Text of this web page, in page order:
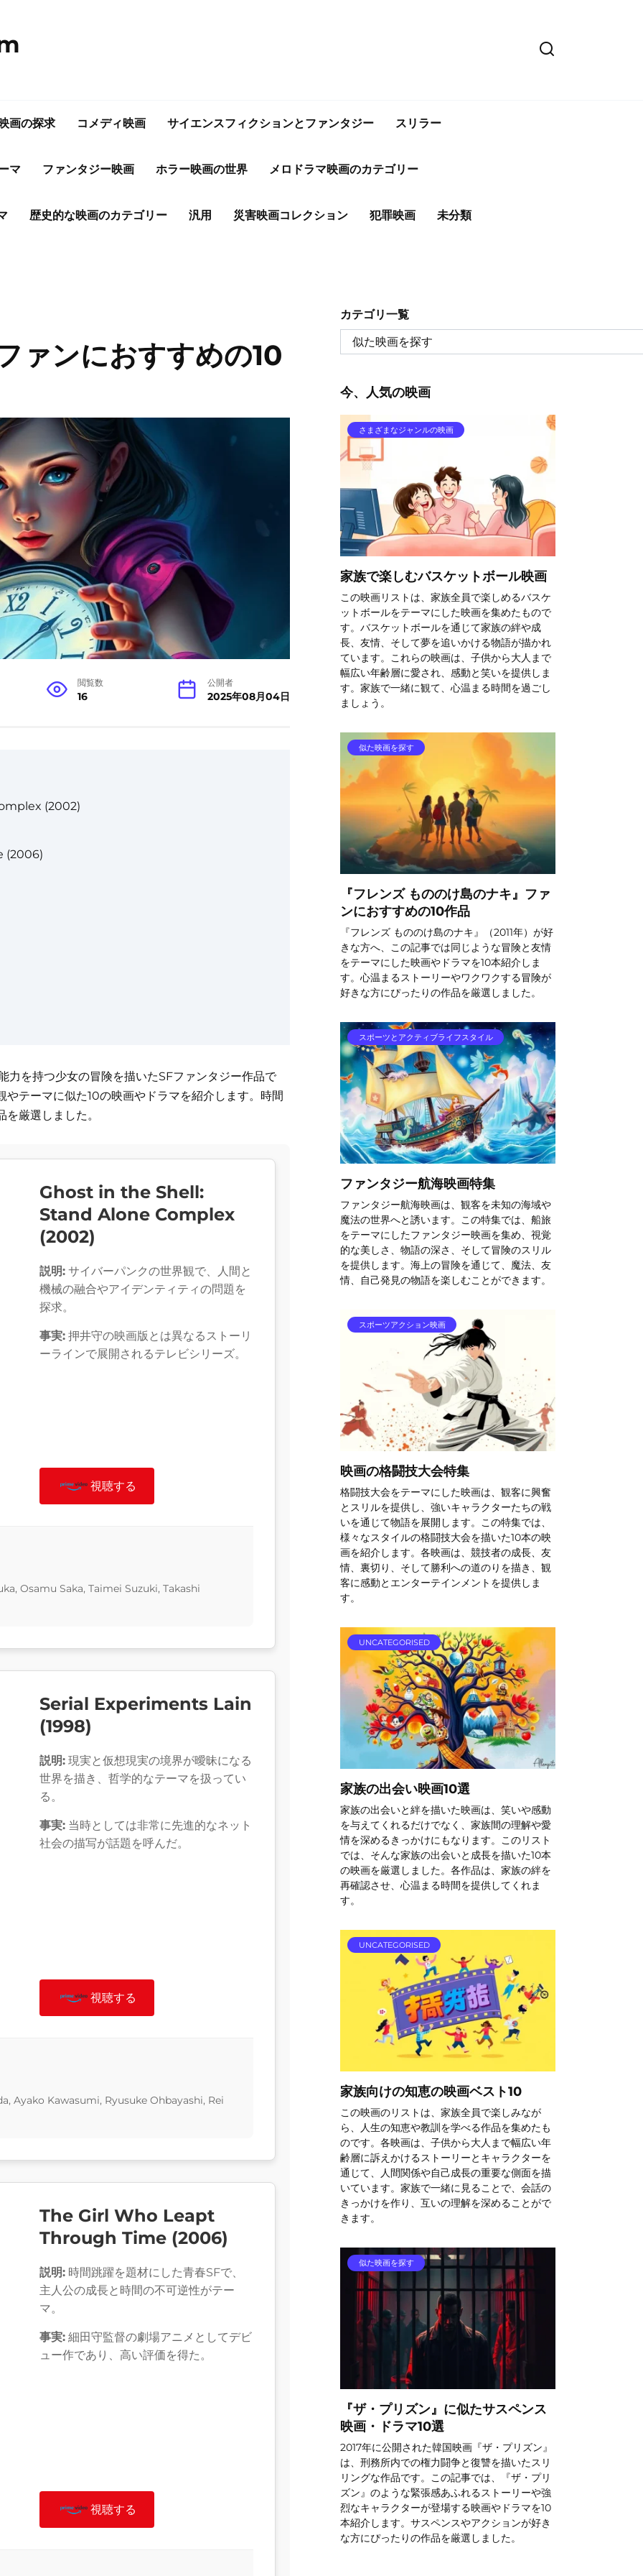
画の探求 コメディ映画 サイエンスフィクションとファンタジー スリラー
マ ファンタジー映画 ホラー映画の世界 メロドラマ映画のカテゴリー
歴史的な映画のカテゴリー 汎用 災害映画コレクション 犯罪映画 未分類
ァンにおすすめの10
閲覧数
16
公開者
2025年08月04日
(2002)
(2006)
力を持つ少女の冒険を描いたSFファンタジー作品で
テーマに似た10の映画やドラマを紹介します。時間
厳選しました。
Ghost in the Shell:
Stand Alone Complex
(2002)
説明: サイバーパンクの世界観で、人間と
機械の融合やアイデンティティの問題を
探求。
事実: 押井守の映画版とは異なるストーリ
ーラインで展開されるテレビシリーズ。
視聴する
Osamu Saka, Taimei Suzuki, Takashi
Serial Experiments Lain
(1998)
説明: 現実と仮想現実の境界が曖昧になる
世界を描き、哲学的なテーマを扱ってい
る。
事実: 当時としては非常に先進的なネット
社会の描写が話題を呼んだ。
視聴する
Ayako Kawasumi, Ryusuke Ohbayashi, Rei
The Girl Who Leapt
Through Time (2006)
説明: 時間跳躍を題材にした青春SFで、
主人公の成長と時間の不可逆性がテー
マ。
事実: 細田守監督の劇場アニメとしてデビ
ュー作であり、高い評価を得た。
視聴する
カテゴリ一覧
今、人気の映画
さまざまなジャンルの映画
家族で楽しむバスケットボール映画
この映画リストは、家族全員で楽しめるバスケ
ットボールをテーマにした映画を集めたもので
す。バスケットボールを通じて家族の絆や成
長、友情、そして夢を追いかける物語が描かれ
ています。これらの映画は、子供から大人まで
幅広い年齢層に愛され、感動と笑いを提供しま
す。家族で一緒に観て、心温まる時間を過ごし
ましょう。
似た映画を探す
『フレンズ もののけ島のナキ』ファ
ンにおすすめの10作品
『フレンズ もののけ島のナキ』（2011年）が好
きな方へ、この記事では同じような冒険と友情
をテーマにした映画やドラマを10本紹介しま
す。心温まるストーリーやワクワクする冒険が
好きな方にぴったりの作品を厳選しました。
スポーツとアクティブライフスタイル
ファンタジー航海映画特集
ファンタジー航海映画は、観客を未知の海域や
魔法の世界へと誘います。この特集では、船旅
をテーマにしたファンタジー映画を集め、視覚
的な美しさ、物語の深さ、そして冒険のスリル
を提供します。海上の冒険を通じて、魔法、友
情、自己発見の物語を楽しむことができます。
スポーツアクション映画
映画の格闘技大会特集
格闘技大会をテーマにした映画は、観客に興奮
とスリルを提供し、強いキャラクターたちの戦
いを通じて物語を展開します。この特集では、
様々なスタイルの格闘技大会を描いた10本の映
画を紹介します。各映画は、競技者の成長、友
情、裏切り、そして勝利への道のりを描き、観
客に感動とエンターテインメントを提供しま
す。
UNCATEGORISED
家族の出会い映画10選
家族の出会いと絆を描いた映画は、笑いや感動
を与えてくれるだけでなく、家族間の理解や愛
情を深めるきっかけにもなります。このリスト
では、そんな家族の出会いと成長を描いた10本
の映画を厳選しました。各作品は、家族の絆を
再確認させ、心温まる時間を提供してくれま
す。
UNCATEGORISED
家族向けの知恵の映画ベスト10
この映画のリストは、家族全員で楽しみなが
ら、人生の知恵や教訓を学べる作品を集めたも
のです。各映画は、子供から大人まで幅広い年
齢層に訴えかけるストーリーとキャラクターを
通じて、人間関係や自己成長の重要な側面を描
いています。家族で一緒に見ることで、会話の
きっかけを作り、互いの理解を深めることがで
きます。
似た映画を探す
『ザ・プリズン』に似たサスペンス
映画・ドラマ10選
2017年に公開された韓国映画『ザ・プリズン』
は、刑務所内での権力闘争と復讐を描いたスリ
リングな作品です。この記事では、『ザ・プリ
ズン』のような緊張感あふれるストーリーや強
烈なキャラクターが登場する映画やドラマを10
本紹介します。サスペンスやアクションが好き
な方にぴったりの作品を厳選しました。